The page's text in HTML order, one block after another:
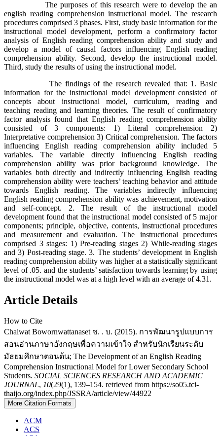
The purposes of this research were to develop the an
english reading comprehension instructional model. The research
procedures comprised 3 phases. First, study basic information for the
instructional model development, perform a confirmatory factor
analysis of English reading comprehension ability and study and
develop a model of causal factors influencing English reading
comprehension ability. Second, develop the instructional model.
Third, study the results of using the instructional model.
The findings of the research revealed that: 1. Basic
information for the instructional model development consisted of
concepts about instructional model, curriculum, reading and
teaching reading and learning theories. The result of confirmatory
factor analysis found that English reading comprehension ability
consisted of 3 components: 1) Literal comprehension 2)
Interpretative comprehension 3) Critical comprehension. The factors
influencing English reading comprehension ability included 5
variables. The variable directly influencing English reading
comprehension ability was prior background knowledge. The
variables both directly and indirectly influencing English reading
comprehension ability were teachers’ teaching behavior and attitude
towards English reading. The variables indirectly influencing
English reading comprehension ability was achievement, motivation
and self-concept. 2. The result of the instructional model
development found that the instructional model consisted of 5 major
components; principle, objective, contents, instructional procedures
and measurement and evaluation. The instructional procedures
comprised 3 stages: 1) Pre-reading stages 2) While-reading stages
and 3) Post-reading stage. 3. The students’ development in English
reading comprehension ability was higher at a statistically significant
level of .05. and the students’ satisfaction towards learning by using
the instructional model was at a high level with an average of 4.31.
Article Details
How to Cite
Chaiwat Bowornwattanaset ช. . บ. (2015). การพัฒนารูปแบบการ
สอนอ่านภาษาอังกฤษเพื่อความเข้าใจ สำหรับนักเรียนระดับ
มัธยมศึกษาตอนต้น; The Development of an English Reading
Comprehension Instructional Model for Lower Secondary School
Students. SOCIAL SCIENCES RESEARCH AND ACADEMIC
JOURNAL, 10(29(1), 139–154. retrieved from https://so05.tci-
thaijo.org/index.php/JSSRA/article/view/44922
More Citation Formats
ACM
ACS